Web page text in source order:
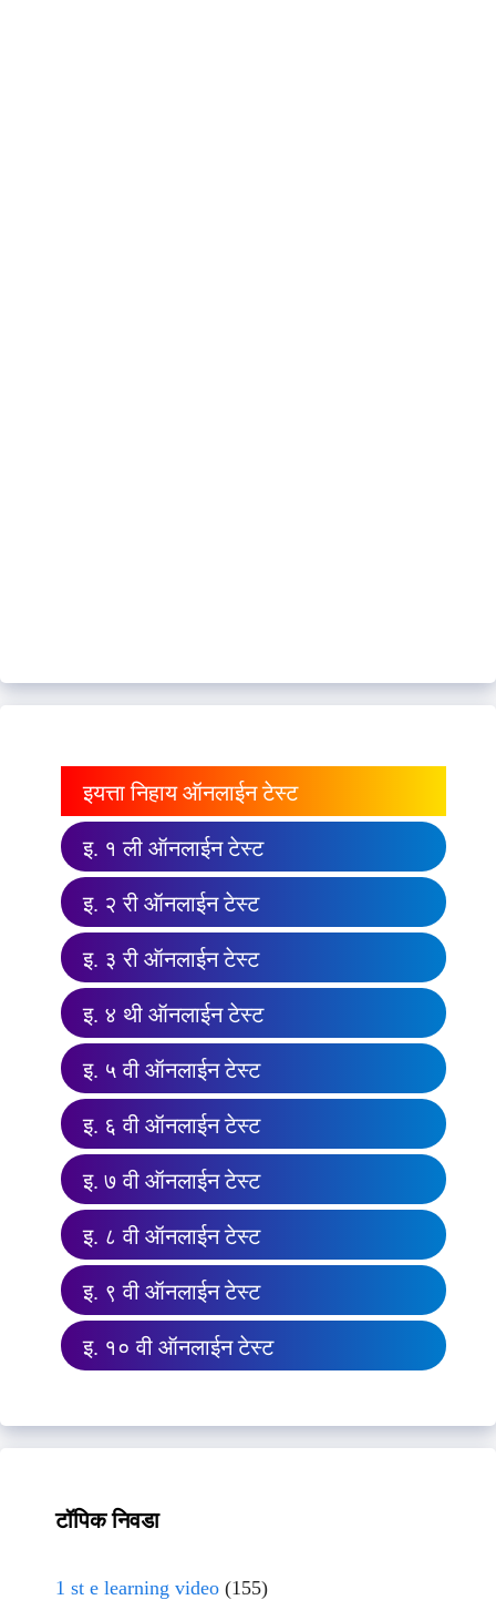
इयत्ता निहाय ऑनलाईन टेस्ट
इ. १ ली ऑनलाईन टेस्ट
इ. २ री ऑनलाईन टेस्ट
इ. ३ री ऑनलाईन टेस्ट
इ. ४ थी ऑनलाईन टेस्ट
इ. ५ वी ऑनलाईन टेस्ट
इ. ६ वी ऑनलाईन टेस्ट
इ. ७ वी ऑनलाईन टेस्ट
इ. ८ वी ऑनलाईन टेस्ट
इ. ९ वी ऑनलाईन टेस्ट
इ. १० वी ऑनलाईन टेस्ट
टॉपिक निवडा
1 st e learning video (155)